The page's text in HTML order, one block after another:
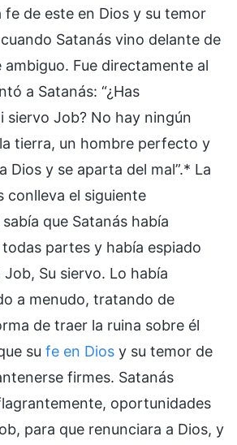
de este en Dios y su temor
Satanás vino delante de
ambiguo. Fue directamente al
a Satanás: “¿Has
siervo Job? No hay ningún
tierra, un hombre perfecto y
Dios y se aparta del mal”.* La
conlleva el siguiente
que Satanás había
partes y había espiado
Su siervo. Lo había
a menudo, tratando de
de traer la ruina sobre él
su fe en Dios y su temor de
firmes. Satanás
oportunidades
para que renunciara a Dios, y